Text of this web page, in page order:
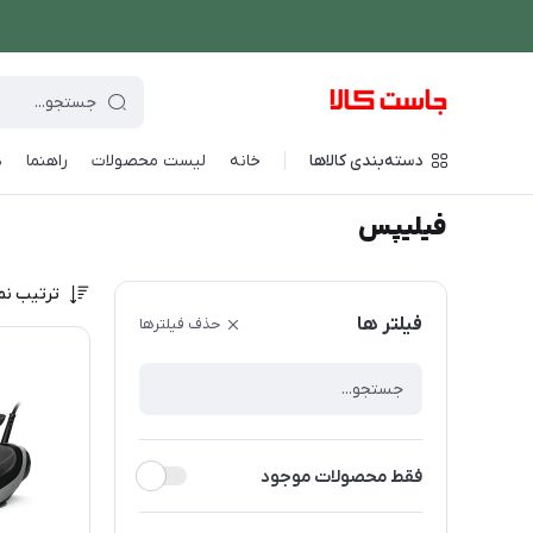
دسته‌بندی کالاها خانه لیست محصولات راهنما
فروشگاه اینترنتی جاست کالا برند های ویژه فیلیپس
فیلیپس
فیلتر ها حذف فیلترها
فقط محصولات موجود
ترتیب